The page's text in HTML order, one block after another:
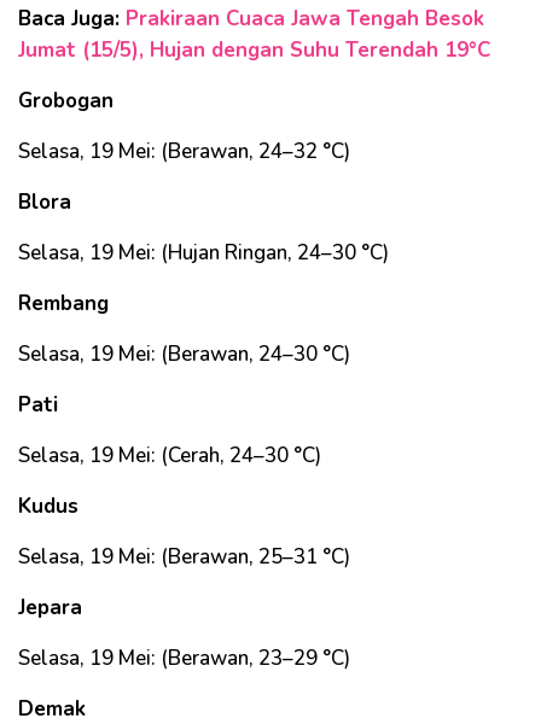
Baca Juga: Prakiraan Cuaca Jawa Tengah Besok
Jumat (15/5), Hujan dengan Suhu Terendah 19°C
Grobogan
Selasa, 19 Mei: (Berawan, 24–32 °C)
Blora
Selasa, 19 Mei: (Hujan Ringan, 24–30 °C)
Rembang
Selasa, 19 Mei: (Berawan, 24–30 °C)
Pati
Selasa, 19 Mei: (Cerah, 24–30 °C)
Kudus
Selasa, 19 Mei: (Berawan, 25–31 °C)
Jepara
Selasa, 19 Mei: (Berawan, 23–29 °C)
Demak